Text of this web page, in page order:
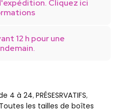
Cliquez ici
12 h pour une
4 à 24, PRÉSESRVATIFS,
Toutes les tailles de boîtes